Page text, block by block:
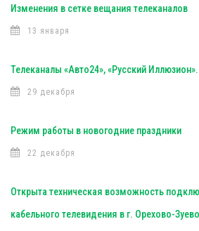
Изменения в сетке вещания телеканалов
13 января
Телеканалы «Авто24», «Русский
29 декабря
Режим работы в новогодние праздники
22 декабря
Открыта техническая возможность
кабельного телевидения в г. Орехово-Зуево